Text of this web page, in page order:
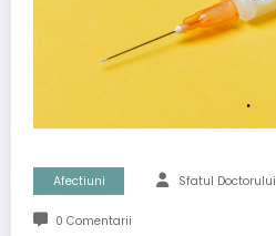
Afectiuni Sfatul Doctorului
0 Comentarii